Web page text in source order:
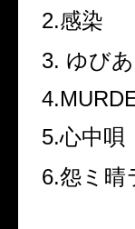
2.感染
3. ゆび
5.心中唄
6.怨ミ晴